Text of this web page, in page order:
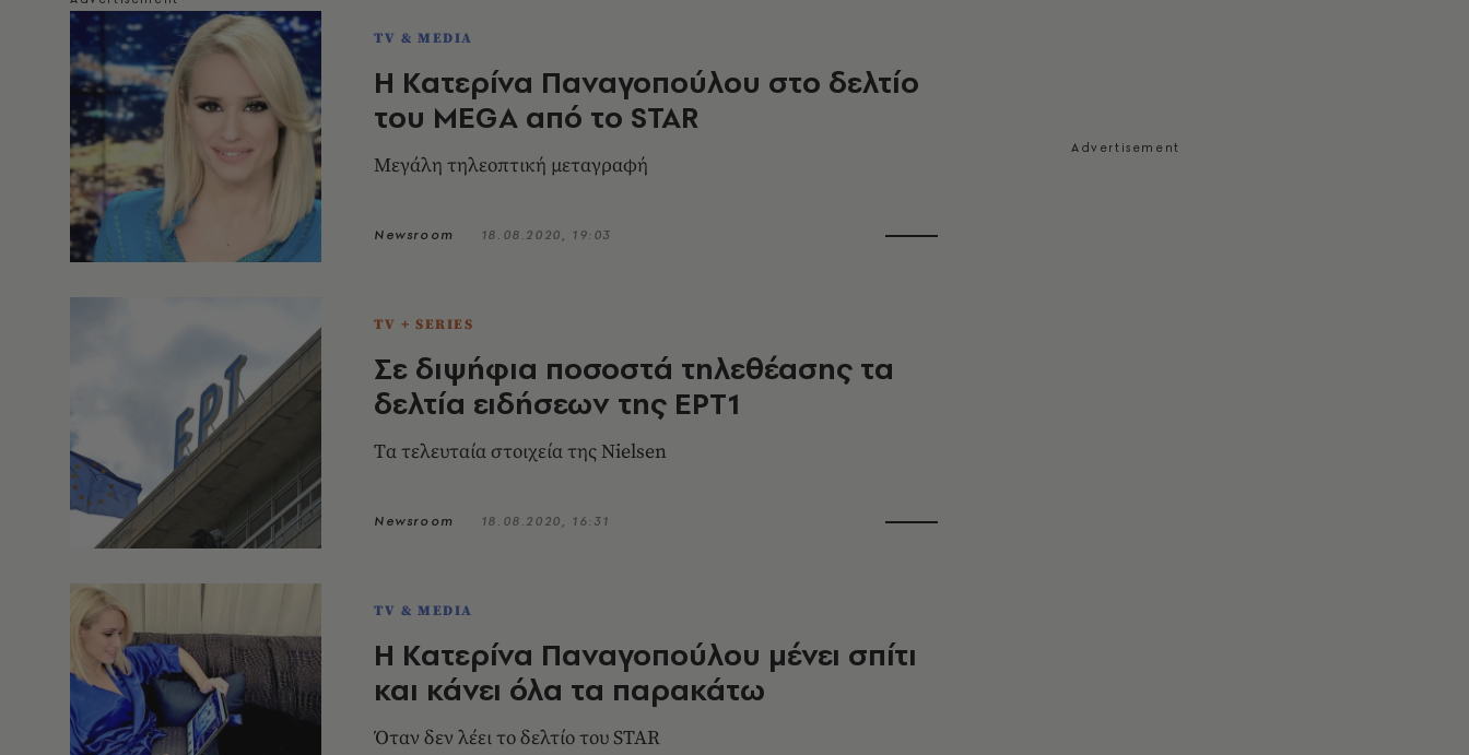
TV & MEDIA
Η Κατερίνα Παναγοπούλου στο δελτίο
του MEGA από το STAR
Μεγάλη τηλεοπτική μεταγραφή
Newsroom 18.08.2020, 19:03
TV + SERIES
Σε διψήφια ποσοστά τηλεθέασης τα
δελτία ειδήσεων της ΕΡΤ1
Tα τελευταία στοιχεία της Nielsen
Newsroom 18.08.2020, 16:31
TV & MEDIA
Η Κατερίνα Παναγοπούλου μένει σπίτι
και κάνει όλα τα παρακάτω
Όταν δεν λέει το δελτίο του STAR